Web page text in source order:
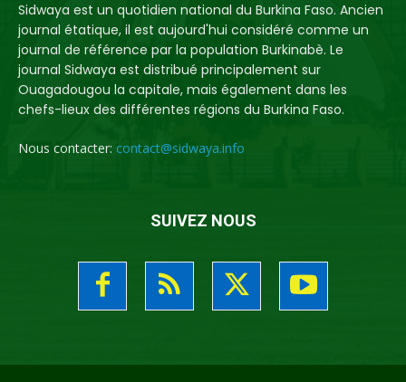
Sidwaya est un quotidien national du Burkina Faso. Ancien
journal étatique, il est aujourd'hui considéré comme un
journal de référence par la population Burkinabè. Le
journal Sidwaya est distribué principalement sur
Ouagadougou la capitale, mais également dans les
chefs-lieux des différentes régions du Burkina Faso.
Nous contacter: contact@sidwaya.info
SUIVEZ NOUS